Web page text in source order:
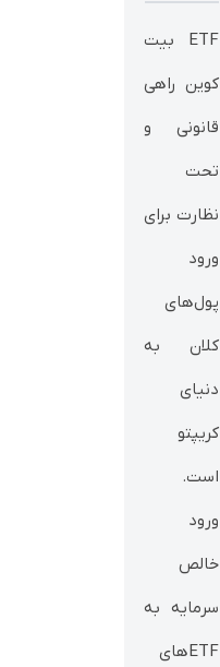
ETF بیت‌
کوین راهی
قانونی و
تحت
نظارت برای
ورود
پول‌های
کلان به
دنیای
کریپتو
است.
ورود
خالص
سرمایه به
ETFهای